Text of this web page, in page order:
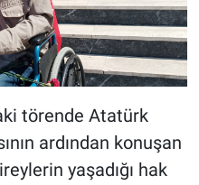
törende Atatürk
ardından konuşan
yaşadığı hak